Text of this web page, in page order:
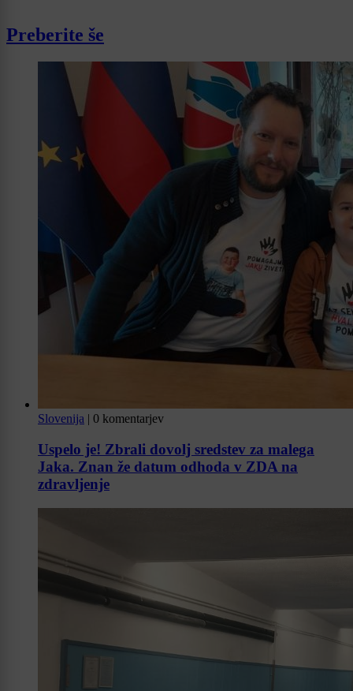
Preberite še
Slovenija | 0 komentarjev
Uspelo je! Zbrali dovolj sredstev za malega
Jaka. Znan že datum odhoda v ZDA na
zdravljenje